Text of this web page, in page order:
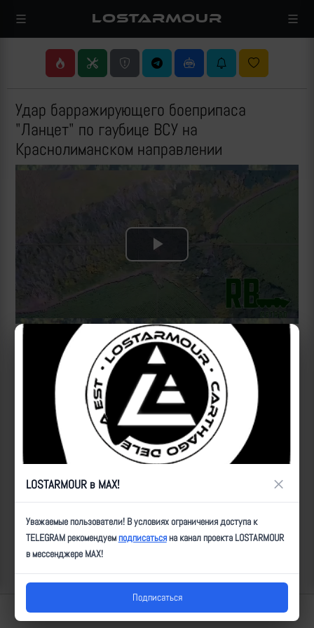
LOSTARMOUR
Удар барражирующего боеприпаса
"Ланцет" по гаубице ВСУ на
Краснолиманском направлении
Play
Video
https://t.me/btr80/10083
https://t.me/btr80/10527
| Автор: ultz| Дата: 2023-08-27 | Просмотров: 2001 | Теги:
орудие, поврежден, мод_52
Популярные за сегодня видео
Lostarmour | Carthago Delenda Est | 2014-2026
LOSTARMOUR в MAX! ×
Уважаемые пользователи! В условиях ограничения доступа к
TELEGRAM рекомендуемподписатьсяна канал проекта LOSTARMOUR
в мессенджере MAX!
Подписаться